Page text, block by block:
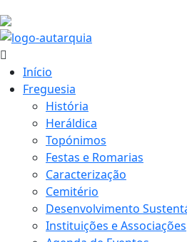
Início
Freguesia
História
Heráldica
Topónimos
Festas e Romarias
Caracterização
Cemitério
Desenvolvimento
Instituições e Associações